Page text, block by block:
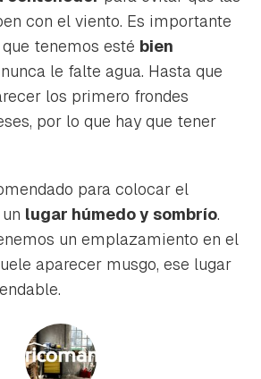
con el viento. Es importante
tenemos esté bien
le falte agua. Hasta que
los primero frondes
por lo que hay que tener
para colocar el
lugar húmedo y sombrío.
un emplazamiento en el
aparecer musgo, ese lugar